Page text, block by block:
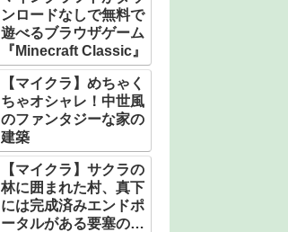
ンロードなしで無料で
遊べるブラウザゲーム
『Minecraft Classic』
【マイクラ】めちゃく
ちゃオシャレ！中世風
のファンタジーな家の
建築
【マイクラ】サクラの
林に囲まれた村、真下
には完成済みエンドポ
ータルがある要塞のシ